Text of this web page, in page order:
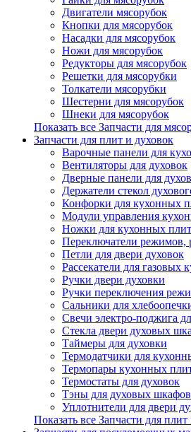
Двигатели мясорубок
Кнопки для мясорубок
Насадки для мясорубок
Ножи для мясорубок
Редукторы для мясорубок
Решетки для мясорубки
Толкатели мясорубки
Шестерни для мясорубок
Шнеки для мясорубок
Показать все Запчасти для
Запчасти для плит и духовок
Варочные панели для
Вентиляторы для духовок
Дверные панели для
Держатели стекол
Конфорки для кухонных
Модули управления
Ножки для кухонных плит
Переключатели режимов,
Петли для двери духовок
Рассекатели для газовых
Ручки двери духовки
Ручки переключения
Сальники для
Свечи электро-поджига
Стекла двери духовых
Таймеры для духовки
Термодатчики для
Термопары кухонных
Термостаты для духовок
Тэны для духовых шкафов
Уплотнители для двери
Показать все Запчасти для